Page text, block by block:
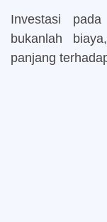
Investasi
bukanlah
panjang